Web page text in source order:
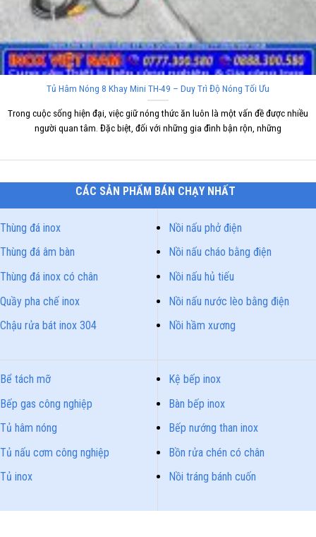
Tủ Hâm Nóng 8 Khay Mini TH-49 – Duy Trì Độ Nóng Tối Ưu
Trong cuộc sống hiện đại, việc giữ nóng thức ăn luôn là một vấn đề được nhiều
người quan tâm. Đặc biệt, đối với những gia đình bận rộn, những
CÁC SẢN PHẨM BÁN CHẠY NHẤT
Thùng đá inox
Thùng đá âm bàn
Thùng đá inox có chân
Quầy pha chế inox
Chậu rửa bát inox 304
Nồi nấu phở điện
Nồi nấu cháo bằng điện
Nồi nấu hủ tiếu
Nồi nấu nước lèo bằng điện
Nồi hầm xương
Bể tách mỡ
Bếp gas công nghiệp
Tủ hâm nóng
Tủ nấu cơm công nghiệp
Tủ inox
Kệ bếp inox
Bàn bếp inox
Bếp nướng than inox
Bồn rửa chén có chân
Nồi tráng bánh cuốn